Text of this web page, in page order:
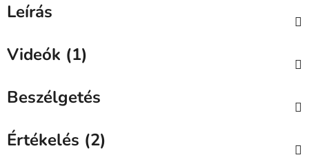
Leírás
Videók (1)
Beszélgetés
Értékelés (2)